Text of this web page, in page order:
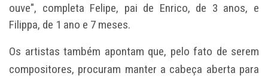
ouve", completa Felipe, pai de Enrico, de 3 anos, e
Filippa, de 1 ano e 7 meses.
Os artistas também apontam que, pelo fato de serem
compositores, procuram manter a cabeça aberta para